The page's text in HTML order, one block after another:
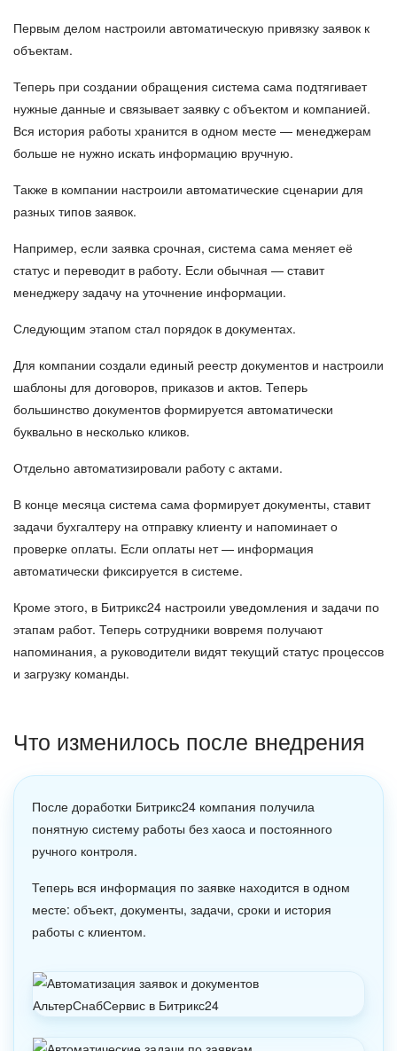
Первым делом настроили автоматическую привязку заявок к
объектам.
Теперь при создании обращения система сама подтягивает
нужные данные и связывает заявку с объектом и компанией.
Вся история работы хранится в одном месте — менеджерам
больше не нужно искать информацию вручную.
Также в компании настроили автоматические сценарии для
разных типов заявок.
Например, если заявка срочная, система сама меняет её
статус и переводит в работу. Если обычная — ставит
менеджеру задачу на уточнение информации.
Следующим этапом стал порядок в документах.
Для компании создали единый реестр документов и настроили
шаблоны для договоров, приказов и актов. Теперь
большинство документов формируется автоматически
буквально в несколько кликов.
Отдельно автоматизировали работу с актами.
В конце месяца система сама формирует документы, ставит
задачи бухгалтеру на отправку клиенту и напоминает о
проверке оплаты. Если оплаты нет — информация
автоматически фиксируется в системе.
Кроме этого, в Битрикс24 настроили уведомления и задачи по
этапам работ. Теперь сотрудники вовремя получают
напоминания, а руководители видят текущий статус процессов
и загрузку команды.
Что изменилось после внедрения
После доработки Битрикс24 компания получила
понятную систему работы без хаоса и постоянного
ручного контроля.
Теперь вся информация по заявке находится в одном
месте: объект, документы, задачи, сроки и история
работы с клиентом.